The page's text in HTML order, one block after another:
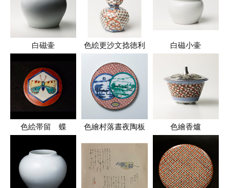
白磁壷 色絵更沙文捻徳利 白磁小壷
色絵帯留 蝶 色繪村落晝夜陶板 色繪香爐